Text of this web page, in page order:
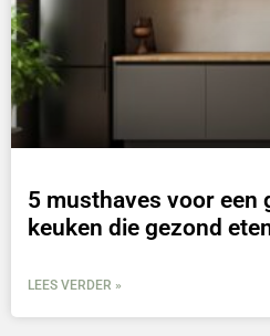
5 musthaves voor een
keuken die gezond
LEES VERDER »